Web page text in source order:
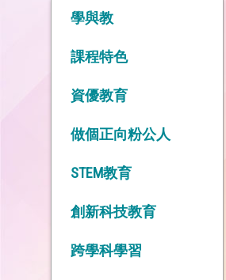
學與教
課程特色
資優教育
做個正向粉公人
STEM教育
創新科技教育
跨學科學習